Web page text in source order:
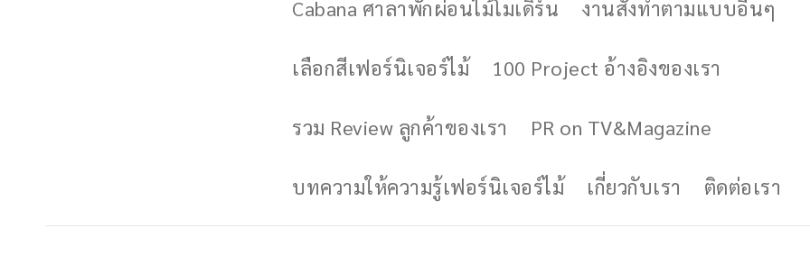
Cabana ศาลาพักผ่อนไม้โมเดิร์น งานสั่งทำตามแบบอื่นๆ
เลือกสีเฟอร์นิเจอร์ไม้ 100 Project อ้างอิงของเรา
รวม Review ลูกค้าของเรา PR on TV&Magazine
บทความให้ความรู้เฟอร์นิเจอร์ไม้ เกี่ยวกับเรา ติดต่อเรา